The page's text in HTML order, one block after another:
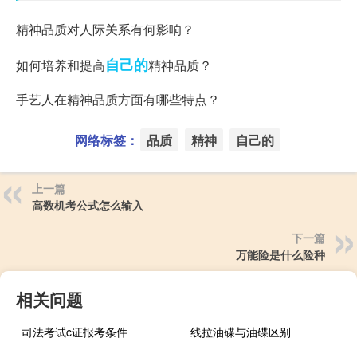
精神品质对人际关系有何影响？
如何培养和提高自己的精神品质？
手艺人在精神品质方面有哪些特点？
网络标签： 品质 精神 自己的
上一篇
高数机考公式怎么输入
下一篇
万能险是什么险种
相关问题
司法考试c证报考条件
线拉油碟与油碟区别